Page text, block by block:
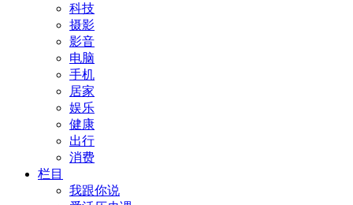
科技
摄影
影音
电脑
手机
居家
娱乐
健康
出行
消费
栏目
我跟你说